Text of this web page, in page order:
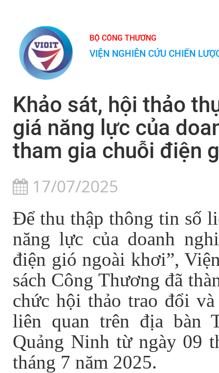
BỘ CÔNG THƯƠNG
VIỆN NGHIÊN CỨU CHIẾN
Khảo sát, hội thảo
giá năng lực của
tham gia chuỗi điện
17/07/2025
Để thu thập thông tin số
năng lực của doanh
điện gió ngoài khơi”,
sách Công Thương đã
chức hội thảo trao đổi
liên quan trên địa bàn
Quảng Ninh từ ngày 09
tháng 7 năm 2025.